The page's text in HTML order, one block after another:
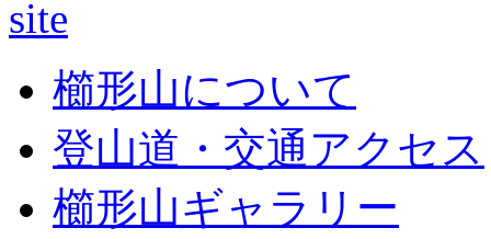
櫛形山について
登山道・交通アクセス
櫛形山ギャラリー